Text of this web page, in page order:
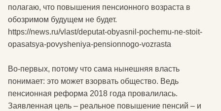
полагаю, что повышения пенсионного возраста в
обозримом будущем не будет.
https://news.ru/vlast/deputat-obyasnil-pochemu-ne-stoit-
opasatsya-povysheniya-pensionnogo-vozrasta
Во-первых, потому что сама нынешняя власть
понимает: это может взорвать общество. Ведь
пенсионная реформа 2018 года провалилась.
Заявленная цель – реальное повышение пенсий – и